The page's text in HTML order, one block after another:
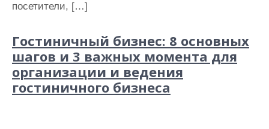
посетители, […]
Гостиничный бизнес: 8 основных
шагов и 3 важных момента для
организации и ведения
гостиничного бизнеса